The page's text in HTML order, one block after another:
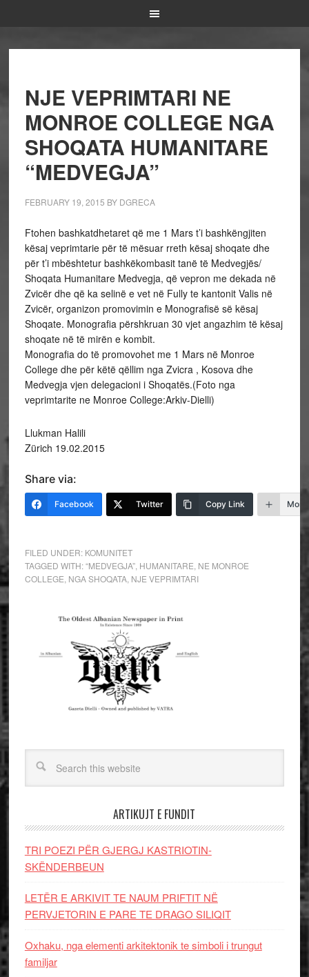
NJE VEPRIMTARI NE
MONROE COLLEGE NGA
SHOQATA HUMANITARE
“MEDVEGJA”
FEBRUARY 19, 2015 BY DGRECA
Ftohen bashkatdhetaret që me 1 Mars t’i bashkëngjiten
kësaj veprimtarie për të mësuar rreth kësaj shoqate dhe
për t’i mbështetur bashkëkombasit tanë të Medvegjës/
Shoqata Humanitare Medvegja, që vepron me dekada në
Zvicër dhe që ka selinë e vet në Fully te kantonit Valis në
Zvicër, organizon promovimin e Monografisë së kësaj
Shoqate. Monografia përshkruan 30 vjet angazhim të kësaj
shoqate në të mirën e kombit.
Monografia do të promovohet me 1 Mars në Monroe
College dhe për këtë qëllim nga Zvicra , Kosova dhe
Medvegja vjen delegacioni i Shoqatës.(Foto nga
veprimtarite ne Monroe College:Arkiv-Dielli)
Llukman Halili
Zürich 19.02.2015
Share via:
Facebook Twitter Copy Link More
FILED UNDER: KOMUNITET
TAGGED WITH:“MEDVEGJA”, HUMANITARE NE MONROE
COLLEGE NGA SHOQATA, NJE VEPRIMTARI
ARTIKUJT E FUNDIT
TRI POEZI PËR GJERGJ KASTRIOTIN-
SKËNDERBEUN
LETËR E ARKIVIT TE NAUM PRIFTIT NË
PERVJETORIN E PARE TE DRAGO SILIQIT
Oxhaku, nga elementi arkitektonik te simboli i trungut
familjar